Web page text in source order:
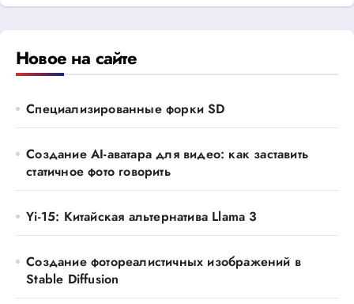
Новое на сайте
Специализированные форки SD
Создание AI-аватара для видео: как заставить
статичное фото говорить
Yi-15: Китайская альтернатива Llama 3
Создание фотореалистичных изображений в
Stable Diffusion